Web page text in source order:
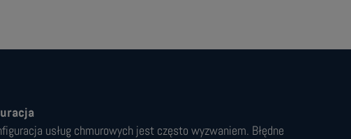
usług chmurowych jest często wyzwaniem. Błędne